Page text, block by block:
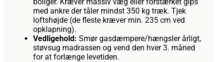
med ankre der tåler mindst 350 kg træk. Tjek
loftshøjde (de fleste kræver min. 235 cm ved
opklapning).
Vedligehold: Smør gasdæmpere/hængsler årligt,
støvsug madrassen og vend den hver 3. måned
for at forlænge levetiden.